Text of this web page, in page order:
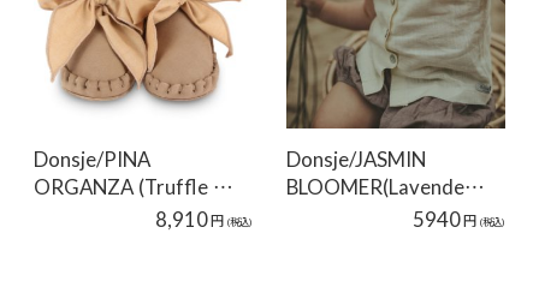
Donsje/PINA
ORGANZA (Truffle …
8,910円 (税込)
Donsje/JASMIN
BLOOMER(Lavende…
5940円 (税込)